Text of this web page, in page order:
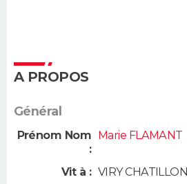
A PROPOS
Général
Prénom Nom
:
Marie FLAMANT
Vit à : VIRY CHATILLON